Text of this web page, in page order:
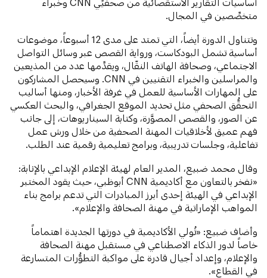
متخصِّصين في المجال.
وتتناول الدورة أيضاً، التي تمتد على مدى 12 أسبوعاً، موضوعات
أساسية تشمل البودكاست، ورواية القصص عبر وسائل التواصل
الاجتماعي، وصحافة الهاتف النقّال، ويقدِّمها عدد من المذيعين
والمراسلين والخبراء التقنيين في CNN. وسيحصل المشاركون
على المهارات الأساسية للعمل في غرفة الأخبار، ومنها أساليب
التحقُّق الصحفي مثل تحديد الموقع الجغرافي، والبحث العكسي
عن الصور، والقصص المصوَّرة، وكتابة السيناريوهات، إلى جانب
فهم عميق لأخلاقيات المهنة الصحفية من خلال ورش عمل
تفاعلية، وجلسات تدريبية، وبرامج تعليمية رقمية عند الطلب.
وقال محمد ضبيع، المدير العام لهيئة الإعلام الإبداعي بالإنابة:
«نفخر بالتعاون مع أكاديمية CNN أبوظبي، حيث يقود المختبر
الإبداعي في الهيئة إحدى أبرز المبادرات التي تدعم برامج بناء
المواهب الإماراتية في مهنة الصحافة والإعلام».
وأضاف ضبيع: «تُولي الأكاديمية في دورتها الجديدة اهتماماً
خاصاً لدور الذكاء الاصطناعي في مستقبل مهنة الصحافة
والإعلام، وإعداد أجيال قادرة على مواكبة التطوُّرات المتسارعة
في القطاع».